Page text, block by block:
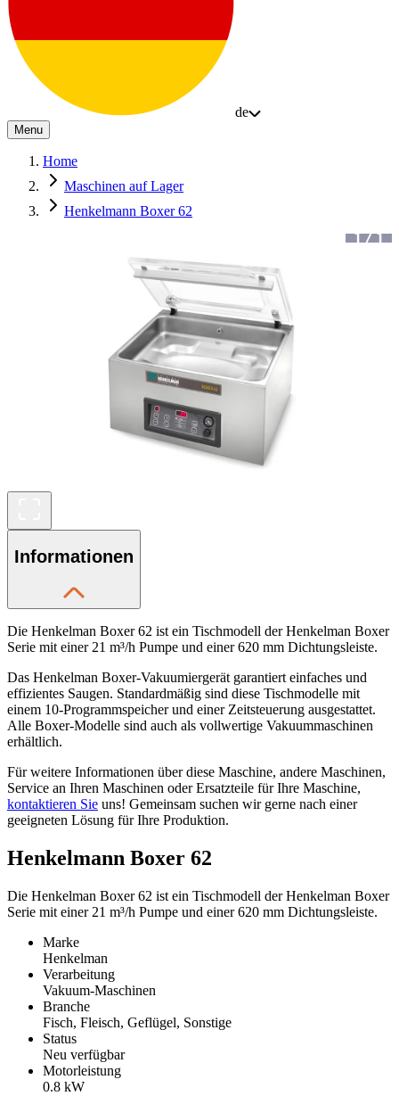
de
Menu
Home
Maschinen auf Lager
Henkelmann Boxer 62
1/1
Informationen
Die Henkelman Boxer 62 ist ein Tischmodell der Henkelman Boxer
Serie mit einer 21 m³/h Pumpe und einer 620 mm Dichtungsleiste.
Das Henkelman Boxer-Vakuumiergerät garantiert einfaches und
effizientes Saugen. Standardmäßig sind diese Tischmodelle mit
einem 10-Programmspeicher und einer Zeitsteuerung ausgestattet.
Alle Boxer-Modelle sind auch als vollwertige Vakuummaschinen
erhältlich.
Für weitere Informationen über diese Maschine, andere Maschinen,
Service an Ihren Maschinen oder Ersatzteile für Ihre Maschine,
kontaktieren Sie uns! Gemeinsam suchen wir gerne nach einer
geeigneten Lösung für Ihre Produktion.
Henkelmann Boxer 62
Die Henkelman Boxer 62 ist ein Tischmodell der Henkelman Boxer
Serie mit einer 21 m³/h Pumpe und einer 620 mm Dichtungsleiste.
Marke
Henkelman
Verarbeitung
Vakuum-Maschinen
Branche
Fisch, Fleisch, Geflügel, Sonstige
Status
Neu verfügbar
Motorleistung
0.8 kW